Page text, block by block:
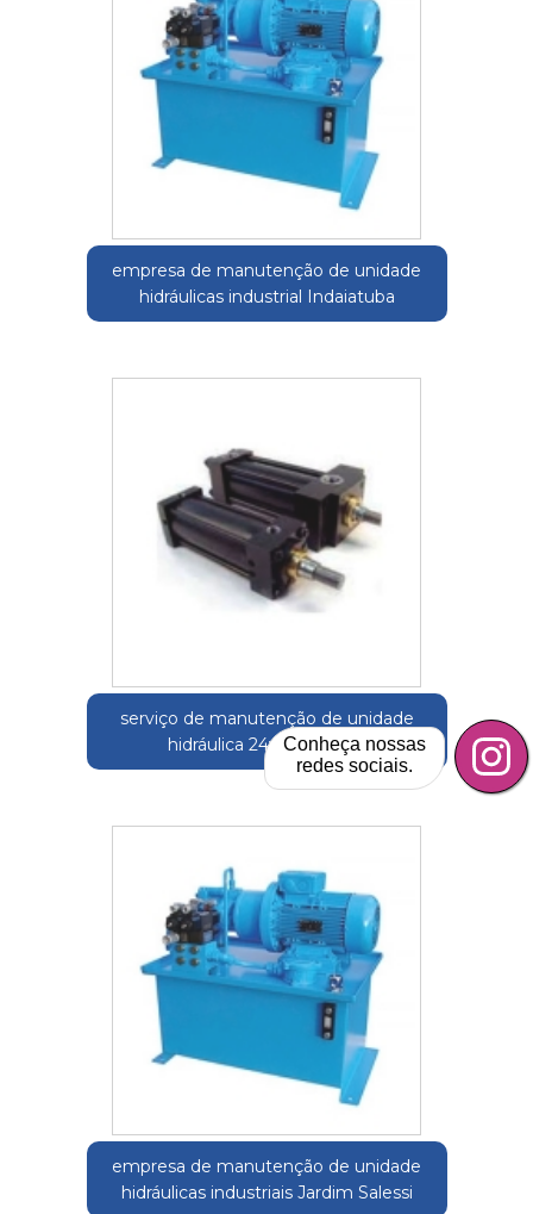
empresa de manutenção de unidade
hidráulicas industrial Indaiatuba
serviço de manutenção de unidade
hidráulica 24v Campinas
empresa de manutenção de unidade
hidráulicas industriais Jardim Salessi
Conheça nossas
redes sociais.